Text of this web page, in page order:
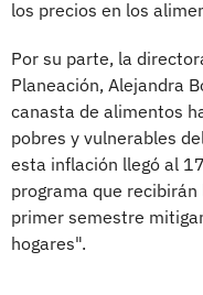
los precios en los
Por su parte, la
Planeación, Alejandra
canasta de alimentos
pobres y vulnerables
esta inflación llegó al
programa que
primer semestre
hogares".